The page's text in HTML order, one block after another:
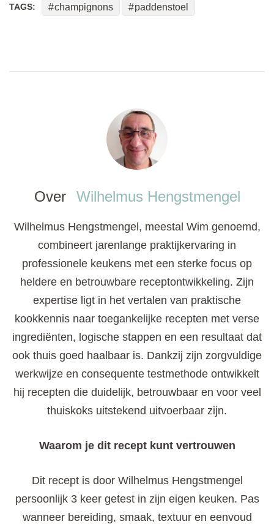
TAGS: champignons paddenstoel
Over Wilhelmus Hengstmengel
Wilhelmus Hengstmengel, meestal Wim genoemd,
combineert jarenlange praktijkervaring in
professionele keukens met een sterke focus op
heldere en betrouwbare receptontwikkeling. Zijn
expertise ligt in het vertalen van praktische
kookkennis naar toegankelijke recepten met verse
ingrediënten, logische stappen en een resultaat dat
ook thuis goed haalbaar is. Dankzij zijn zorgvuldige
werkwijze en consequente testmethode ontwikkelt
hij recepten die duidelijk, betrouwbaar en voor veel
thuiskoks uitstekend uitvoerbaar zijn.
Waarom je dit recept kunt vertrouwen
Dit recept is door Wilhelmus Hengstmengel
persoonlijk 3 keer getest in zijn eigen keuken. Pas
wanneer bereiding, smaak, textuur en eenvoud